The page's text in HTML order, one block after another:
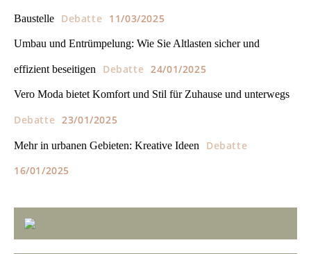
Baustelle Debatte 11/03/2025
Umbau und Entrümpelung: Wie Sie Altlasten sicher und
effizient beseitigen Debatte 24/01/2025
Vero Moda bietet Komfort und Stil für Zuhause und unterwegs
Debatte 23/01/2025
Mehr in urbanen Gebieten: Kreative Ideen
Debatte
16/01/2025